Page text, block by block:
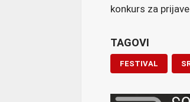
konkurs za
TAGOVI
FESTIVAL